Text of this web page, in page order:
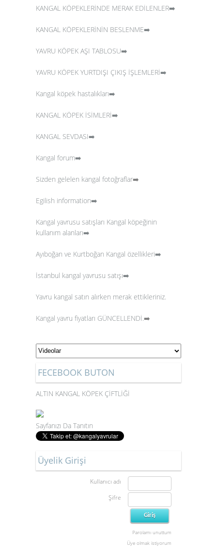
KANGAL KÖPEKLERİNDE MERAK EDİLENLER➡️
KANGAL KÖPEKLERİNİN BESLENME➡️
YAVRU KÖPEK AŞI TABLOSU➡️
YAVRU KÖPEK YURTDIŞI ÇIKIŞ İŞLEMLERİ➡️
Kangal köpek hastalıkları➡️
KANGAL KÖPEK İSİMLERİ➡️
KANGAL SEVDASI➡️
Kangal forum➡️
Sizden gelelen kangal fotoğraflar➡️
Egilish information➡️
Kangal yavrusu satışları Kangal köpeğinin
kullanım alanları➡️
Ayıboğan ve Kurtboğan Kangal özellikleri➡️
İstanbul kangal yavrusu satışı➡️
Yavru kangal satın alırken merak ettikleriniz.
Kangal yavru fiyatları GÜNCELLENDİ.➡️
FECEBOOK BUTON
ALTIN KANGAL KÖPEK ÇİFTLİĞİ
Sayfanızı Da Tanıtın
Üyelik Girişi
Kullanıcı adı
Şifre
Parolamı unuttum
Üye olmak istiyorum